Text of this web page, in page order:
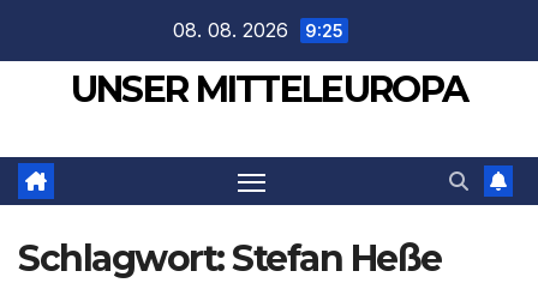
springen
08. 08. 2026 9:25
UNSER MITTELEUROPA
Schlagwort:Stefan Heße